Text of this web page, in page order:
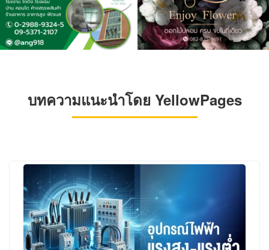
บทความแนะนำโดย YellowPages